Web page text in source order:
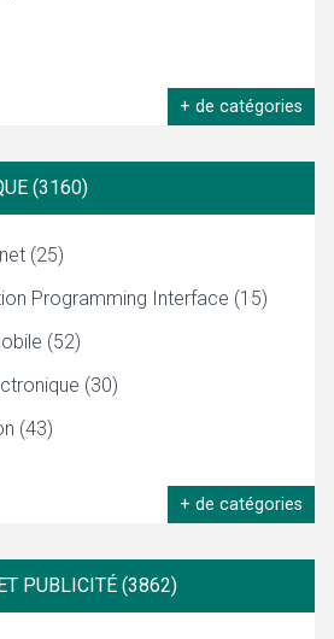
+ de catégories
(3160)
(25)
Programming Interface (15)
(52)
(30)
(43)
+ de catégories
PUBLICITÉ (3862)